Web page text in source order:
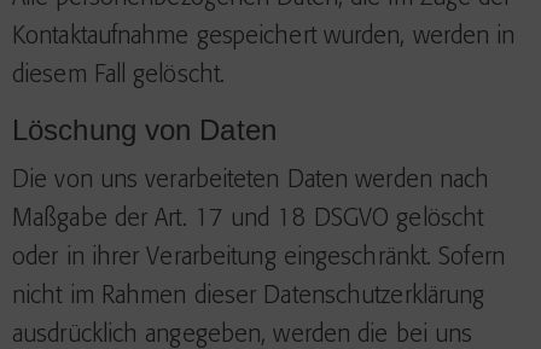
Kontaktaufnahme gespeichert wurden, werden in
diesem Fall gelöscht.
Löschung von Daten
Die von uns verarbeiteten Daten werden nach
Maßgabe der Art. 17 und 18 DSGVO gelöscht
oder in ihrer Verarbeitung eingeschränkt. Sofern
nicht im Rahmen dieser Datenschutzerklärung
ausdrücklich angegeben, werden die bei uns